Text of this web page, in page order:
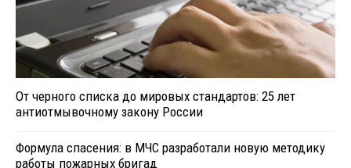
От черного списка до мировых стандартов: 25 лет
антиотмывочному закону России
Формула спасения: в МЧС разработали новую методику
работы пожарных бригад